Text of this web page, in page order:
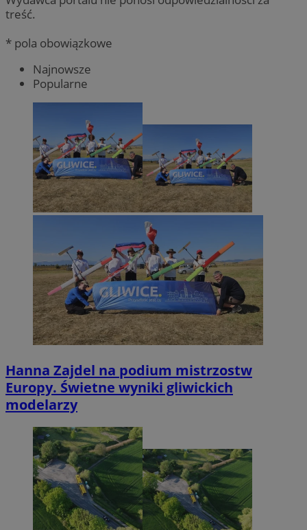
treść.
* pola obowiązkowe
Najnowsze
Popularne
Hanna Zajdel na podium mistrzostw
Europy. Świetne wyniki gliwickich
modelarzy